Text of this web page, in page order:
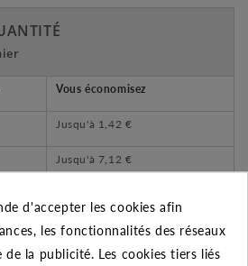
Vous économisez
Jusqu'à 1,42 €
Jusqu'à 7,12 €
d'accepter les cookies afin
les fonctionnalités des réseaux
la publicité. Les cookies tiers liés